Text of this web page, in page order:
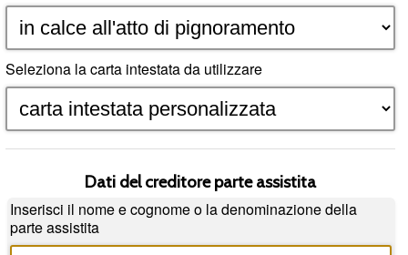
Seleziona la carta intestata da utilizzare
Dati del creditore parte assistita
Inserisci il nome e cognome o la denominazione della
parte assistita